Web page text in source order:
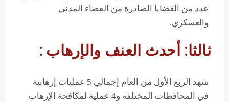
عدد من القضايا الصادرة من القضاء المدني
والعسكري.
ثالثا: أحدث العنف والإرهاب :
شهد الربع الأول من العام إجمالي 5 عمليات إرهابية
في المحافظات المختلفة و4 عملية لمكافحة الإرهاب